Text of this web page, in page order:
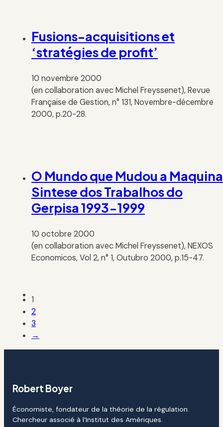
Fusions-acquisitions et
‘stratégies de profit’
10 novembre 2000
(en collaboration avec Michel Freyssenet), Revue
Française de Gestion, n° 131, Novembre-décembre
2000, p.20-28.
O Mundo que Mudou a Maquina
Sintese dos Trabalhos do
Gerpisa 1993-1999
10 octobre 2000
(en collaboration avec Michel Freyssenet), NEXOS
Economicos, Vol 2, n° 1, Outubro 2000, p.15-47.
1
2
3
→
Robert Boyer
Économiste, fondateur de la théorie de la régulation.
Chercheur associé à l’Institut des Amériques.